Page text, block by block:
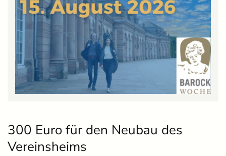
300 Euro für den Neubau des
Vereinsheims